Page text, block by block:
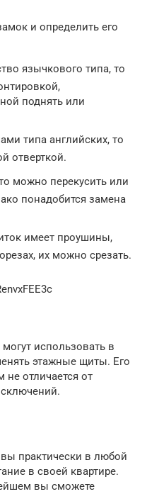
и определить его
язычкового типа, то
поднять или
типа английских, то
отверткой.
можно перекусить или
понадобится замена
имеет проушины,
их можно срезать.
использовать в
этажные щиты. Его
не отличается от
практически в любой
в своей квартире.
вы сможете